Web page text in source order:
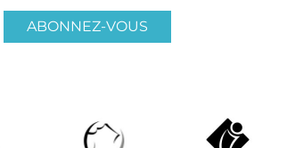
ABONNEZ-VOUS